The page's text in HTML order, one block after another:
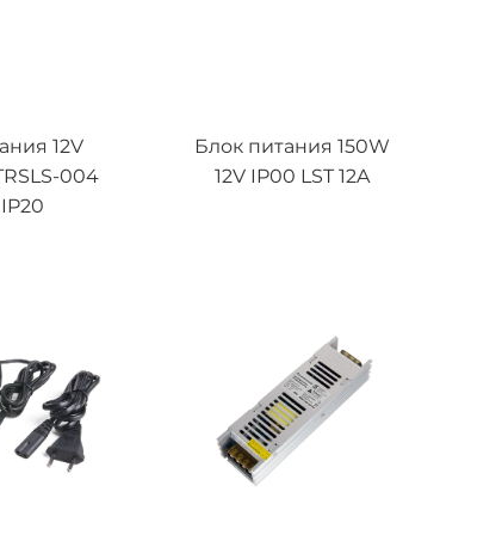
12V
004
Блок питания 150W
12V IP00 LST 12A